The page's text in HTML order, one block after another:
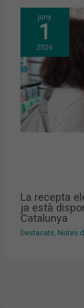
juny
1
2026
La recepta
ja està
Catalunya
Destacats, Notes